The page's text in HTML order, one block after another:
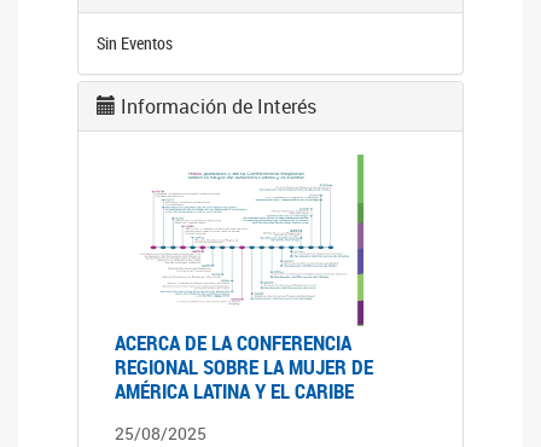
Sin Eventos
Información de Interés
ACERCA DE LA CONFERENCIA
REGIONAL SOBRE LA MUJER DE
AMÉRICA LATINA Y EL CARIBE
25/08/2025